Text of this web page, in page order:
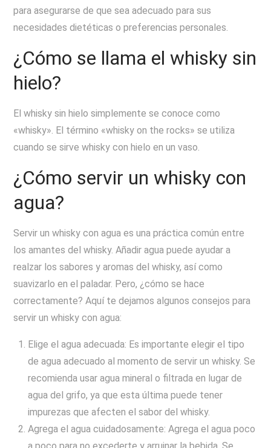
para asegurarse de que sea adecuado para sus
necesidades dietéticas o preferencias personales.
¿Cómo se llama el whisky sin
hielo?
El whisky sin hielo simplemente se conoce como
«whisky». El término «whisky on the rocks» se utiliza
cuando se sirve whisky con hielo en un vaso.
¿Cómo servir un whisky con
agua?
Servir un whisky con agua es una práctica común entre
los amantes del whisky. Añadir agua puede ayudar a
realzar los sabores y aromas del whisky, así como
suavizarlo en el paladar. Pero, ¿cómo se hace
correctamente? Aquí te dejamos algunos consejos para
servir un whisky con agua:
Elige el agua adecuada: Es importante elegir el tipo
de agua adecuado al momento de servir un whisky. Se
recomienda usar agua mineral o filtrada en lugar de
agua del grifo, ya que esta última puede tener
impurezas que afecten el sabor del whisky.
Agrega el agua cuidadosamente: Agrega el agua poco